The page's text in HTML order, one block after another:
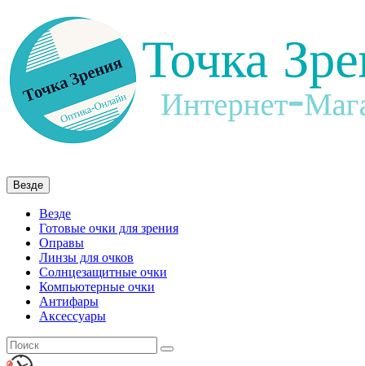
Везде
Везде
Готовые очки для зрения
Оправы
Линзы для очков
Солнцезащитные очки
Компьютерные очки
Антифары
Аксессуары